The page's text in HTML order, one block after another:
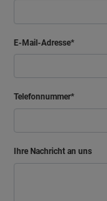
E-Mail-Adresse
Telefonnummer
Ihre Nachricht an uns